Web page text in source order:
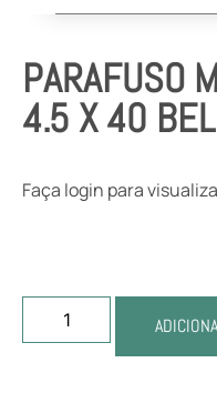
PARAFUSO
4.5 X 40
Faça login para